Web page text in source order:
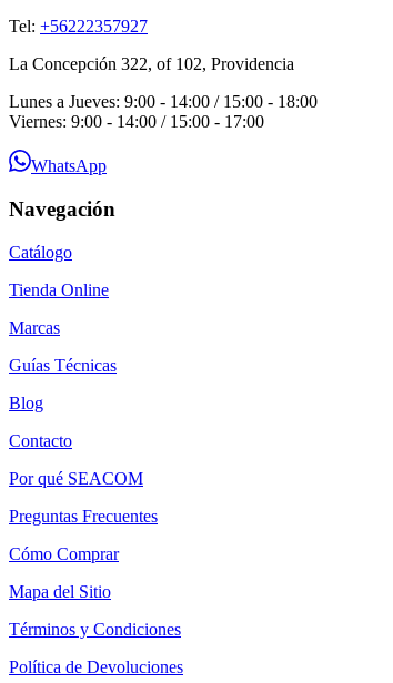
Tel: +56222357927
La Concepción 322, of 102, Providencia
Lunes a Jueves: 9:00 - 14:00 / 15:00 - 18:00
Viernes: 9:00 - 14:00 / 15:00 - 17:00
WhatsApp
Navegación
Catálogo
Tienda Online
Marcas
Guías Técnicas
Blog
Contacto
Por qué SEACOM
Preguntas Frecuentes
Cómo Comprar
Mapa del Sitio
Términos y Condiciones
Política de Devoluciones